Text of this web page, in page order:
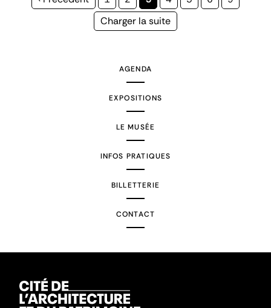
courante
Page
Charger la suite
AGENDA
EXPOSITIONS
LE MUSÉE
INFOS PRATIQUES
BILLETTERIE
CONTACT